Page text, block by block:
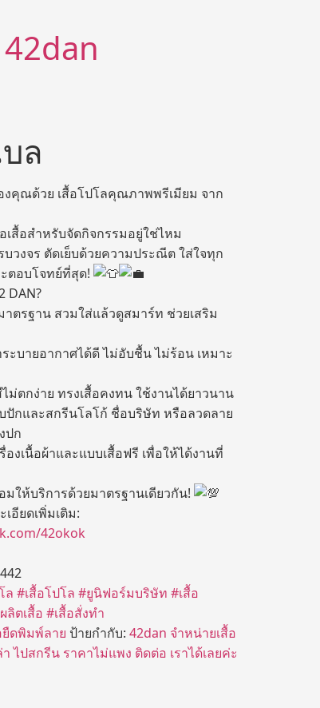
ล
คุณด้วย เสื้อโปโลคุณภาพพรีเมียม จาก
สื้อสำหรับจัดกิจกรรมอยู่ใช่ไหม
วงจร ตัดเย็บด้วยความประณีต ใส่ใจทุก
ตอบโจทย์ที่สุด!
DAN?
ตรฐาน สวมใส่แล้วดูสมาร์ท ช่วยเสริม
ะบายอากาศได้ดี ไม่อับชื้น ไม่ร้อน เหมาะ
ตกง่าย ทรงเสื้อคงทน ใช้งานได้ยาวนาน
ปักและสกรีนโลโก้ ชื่อบริษัท หรือลวดลาย
ปก
งเนื้อผ้าและแบบเสื้อฟรี เพื่อให้ได้งานที่
มให้บริการด้วยมาตรฐานเดียวกัน!
อียดเพิ่มเติม:
42okok
ล #เสื้อโปโล #ยูนิฟอร์มบริษัท #เสื้อ
ลิตเสื้อ #เสื้อสั่งทำ
ยืดพิมพ์ลาย ป้ายกำกับ: 42dan จำหน่ายเสื้อ
ไปสกรีน ราคาไม่แพง ติดต่อ เราได้เลยค่ะ